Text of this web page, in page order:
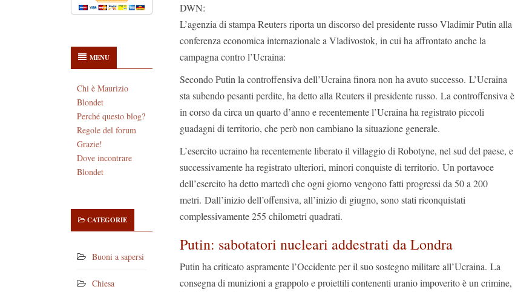
MENU
Chi è Maurizio
Blondet
Perché questo blog?
Regole del forum
Grazie!
Dove incontrare
Blondet
CATEGORIE
Buoni a sapersi
Chiesa
DWN:
L’agenzia di stampa Reuters riporta un discorso del presidente russo Vladimir Putin alla
conferenza economica internazionale a Vladivostok, in cui ha affrontato anche la
campagna contro l’Ucraina:
Secondo Putin la controffensiva dell’Ucraina finora non ha avuto successo. L’Ucraina
sta subendo pesanti perdite, ha detto alla Reuters il presidente russo. La controffensiva è
in corso da circa un quarto d’anno e recentemente l’Ucraina ha registrato piccoli
guadagni di territorio, che però non cambiano la situazione generale.
L’esercito ucraino ha recentemente liberato il villaggio di Robotyne, nel sud del paese, e
successivamente ha registrato ulteriori, minori conquiste di territorio. Un portavoce
dell’esercito ha detto martedì che ogni giorno vengono fatti progressi da 50 a 200
metri. Dall’inizio dell’offensiva, all’inizio di giugno, sono stati riconquistati
complessivamente 255 chilometri quadrati.
Putin: sabotatori nucleari addestrati da Londra
Putin ha criticato aspramente l’Occidente per il suo sostegno militare all’Ucraina. La
consegna di munizioni a grappolo e proiettili contenenti uranio impoverito è un crimine,